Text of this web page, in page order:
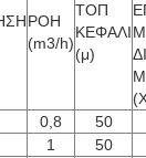
ΡΟΗ
(m3/h)
ΤΟΠ
ΚΕΦΑΛΙ
(μ)
0,8 50
1 50